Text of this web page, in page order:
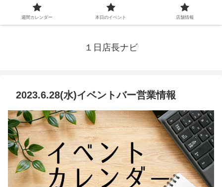
１日店長ナビ
2023.6.28(水)イベントバー営業情報
週間カレンダー 本日のイベント 店舗情報